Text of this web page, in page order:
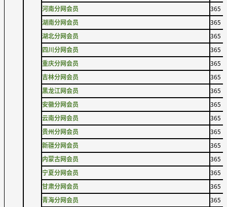
河南分网会员
365
湖南分网会员
365
湖北分网会员
365
四川分网会员
365
重庆分网会员
365
吉林分网会员
365
黑龙江网会员
365
安徽分网会员
365
云南分网会员
365
贵州分网会员
365
新疆分网会员
365
内蒙古网会员
365
宁夏分网会员
365
甘肃分网会员
365
青海分网会员
365